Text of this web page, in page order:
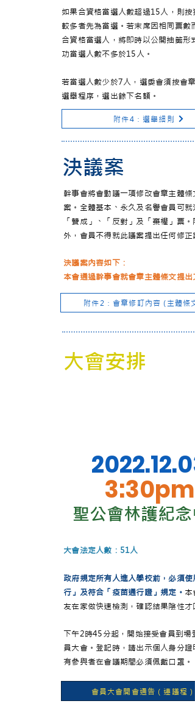
如果合資格當選人數超過15人，則按
較多者先為當選。若末席因相同票數
合資格當選人，將即時以公開抽籤形
功當選人數不多於15人。
若當選人數少於7人，選委會須按會章
選舉程序，選出餘下名額。
附件4：選舉細則
決議案
幹事會將會動議一項修改會章主體條
案。全體基本、永久及名譽會員可就
「贊成」、「反對」及「棄權」票。
外，會員不得就此議案提出任何修正
決議案內容如下：
本會通過幹事會就會章主體條文提出
附件2：會章修訂內容 (主體條
大會安排
2022.12.03
3:30pm
聖公會林護紀念
大會法定人數：51人
政府規定所有人進入學校前，必須使
行」及符合「疫苗通行證」規定。 本
友在家做快速檢測，確認結果陰性才
下午2時45分起，開始接受會員到場
員大會。登記時，請出示個人身分證
有參與者在會議期間必須佩戴口罩。
會員大會開會通告（連議程）